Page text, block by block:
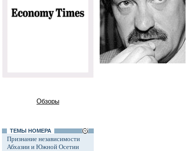
Обзоры
ТЕМЫ НОМЕРА
Признание независимости
Абхазии и Южной Осетии